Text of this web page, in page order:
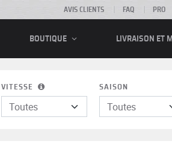
AVIS CLIENTS FAQ PRO
BOUTIQUE LIVRAISON ET
VITESSE SAISON